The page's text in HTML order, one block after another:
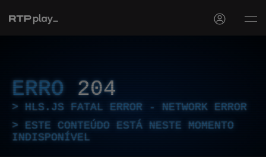
ERRO 204
HLS.JS FATAL ERROR - NETWORK ERROR
ESTE CONTEÚDO ESTÁ NESTE MOMENTO
INDISPONÍVEL